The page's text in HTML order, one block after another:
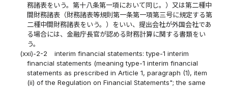
務諸表をいう。第十八条第一項において同じ。）又は第二種中
間財務諸表（財務諸表等規則第一条第一項第三号に規定する第
二種中間財務諸表をいう。）をいい、提出会社が外国会社であ
る場合には、金融庁長官が認める財務計算に関する書類をい
う。
(xxi)-2-2
interim financial statements: type-1 interim
financial statements (meaning type-1 interim financial
statements as prescribed in Article 1, paragraph (1), item
(ii) of the Regulation on Financial Statements"; the same